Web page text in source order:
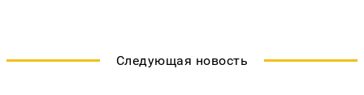
Следующая новость